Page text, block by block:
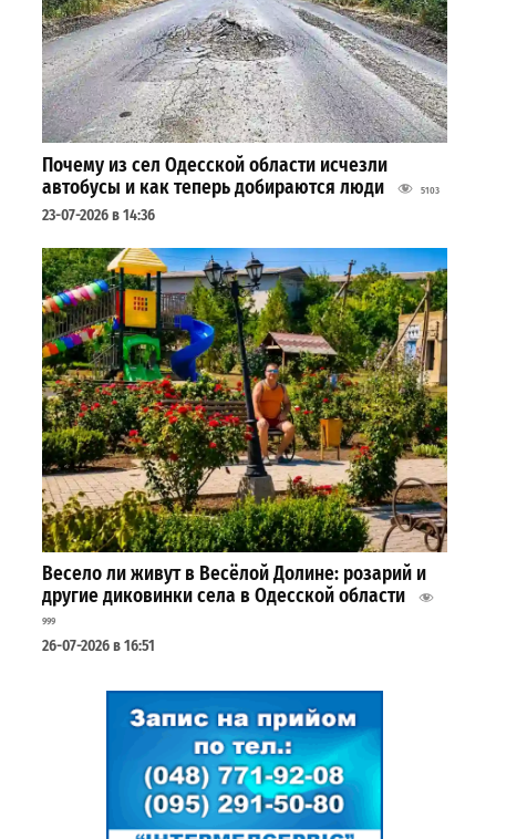
Почему из сел Одесской области исчезли
автобусы и как теперь добираются люди
5103
23-07-2026 в 14:36
Весело ли живут в Весёлой Долине: розарий и
другие диковинки села в Одесской области
999
26-07-2026 в 16:51